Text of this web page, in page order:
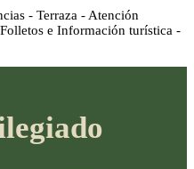
- Terraza - Atención
e Información turística -